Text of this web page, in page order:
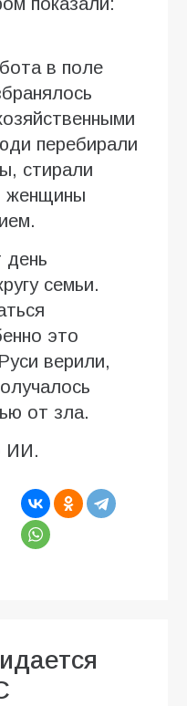
в поле
перебирали
стирали
женщины
день
семьи.
это
верили,
от зла.
ИИ.